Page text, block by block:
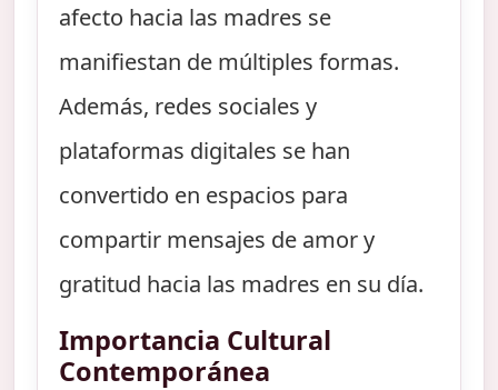
afecto hacia las madres se
manifiestan de múltiples formas.
Además, redes sociales y
plataformas digitales se han
convertido en espacios para
compartir mensajes de amor y
gratitud hacia las madres en su día.
Importancia Cultural
Contemporánea